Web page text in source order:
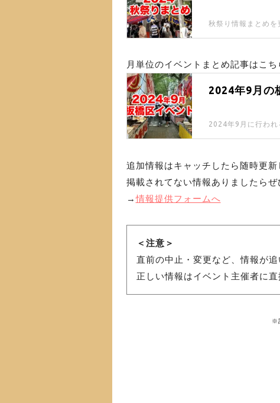
秋祭り情報まとめを
月単位のイベントまとめ記事はこち
2024年9月の
2024年9月に行われ
追加情報はキャッチしたら随時更新
掲載されてない情報ありましたらぜ
→情報提供フォームへ
＜注意＞
直前の中止・変更など、情報が
正しい情報はイベント主催者に
※